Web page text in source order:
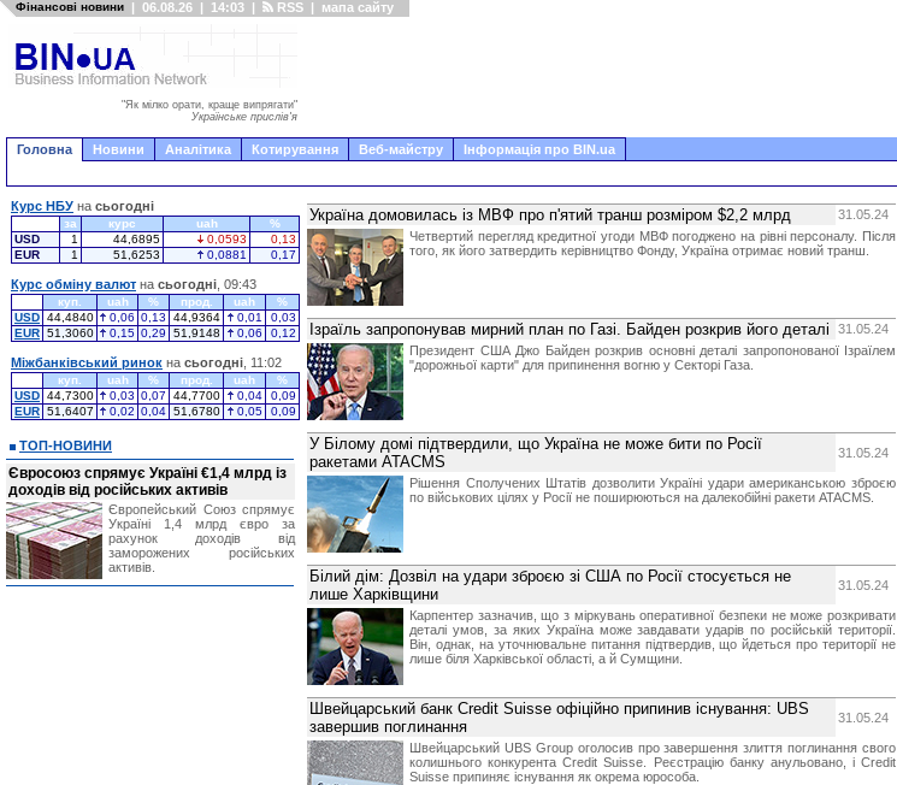
Фінансові новини | 06.08.26 | 14:03 | RSS | мапа сайту
"Як мілко орати, краще випрягати"
Українське прислів'я
Головна Новини Аналітика Котирування Веб-майстру Інформація про BIN.ua
Україна домовилась із МВФ про п'ятий транш розміром $2,2 млрд
31.05.24
Четвертий перегляд кредитної угоди МВФ погоджено на рівні персоналу. Після
того, як його затвердить керівництво Фонду, Україна отримає новий транш.
Ізраїль запропонував мирний план по Газі. Байден розкрив його деталі
31.05.24
Президент США Джо Байден розкрив основні деталі запропонованої Ізраїлем
"дорожньої карти" для припинення вогню у Секторі Газа.
У Білому домі підтвердили, що Україна не може бити по Росії
ракетами ATACMS
31.05.24
Рішення Сполучених Штатів дозволити Україні удари американською зброєю
по військових цілях у Росії не поширюються на далекобійні ракети ATACMS.
Білий дім: Дозвіл на удари зброєю зі США по Росії стосується не
лише Харківщини
31.05.24
Карпентер зазначив, що з міркувань оперативної безпеки не може розкривати
деталі умов, за яких Україна може завдавати ударів по російській території.
Він, однак, на уточнювальне питання підтвердив, що йдеться про території не
лише біля Харківської області, а й Сумщини.
Швейцарський банк Credit Suisse офіційно припинив існування: UBS
завершив поглинання
31.05.24
Швейцарський UBS Group оголосив про завершення злиття поглинання свого
колишнього конкурента Credit Suisse. Реєстрацію банку анульовано, і Credit
Suisse припиняє існування як окрема юрособа.
Курс НБУ на сьогодні
за курс uah
%
USD
1 44,6895 0,0593
0,13
EUR
1 51,6253 0,0881 0,17
Курс обміну валют на сьогодні , 09:43
куп. uah % прод. uah
%
USD 44,4840 0,06 0,13 44,9364 0,01
0,03
EUR 51,3060 0,15 0,29 51,9148 0,06 0,12
Міжбанківський ринок на сьогодні , 11:02
куп. uah % прод. uah
%
USD 44,7300 0,03 0,07 44,7700 0,04
0,09
EUR 51,6407 0,02 0,04 51,6780 0,05 0,09
ТОП-НОВИНИ
Євросоюз спрямує Україні €1,4 млрд із
доходів від російських активів
Європейський Союз спрямує
Україні 1,4 млрд євро за
рахунок доходів від
заморожених російських
активів.